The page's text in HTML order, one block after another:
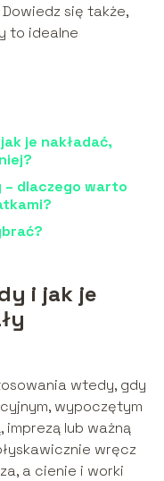
się także,
to idealne
je nakładać,
– dlaczego warto
i jak je
wtedy, gdy
wypoczętym
imprezą lub ważną
wręcz
a cienie i worki